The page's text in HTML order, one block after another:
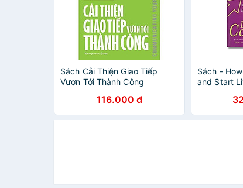
Sách Cải Thiện Giao Tiếp
Vươn Tới Thành Công
116.000 đ
Sách -
and Start
Help/